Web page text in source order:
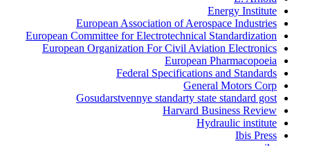
Energy Institute
European Association of Aerospace Industries
European Committee for Electrotechnical Standardization
European Organization For Civil Aviation Electronics
European Pharmacopoeia
Federal Specifications and Standards
General Motors Corp
Gosudarstvennye standarty state standard gost
Harvard Business Review
Hydraulic institute
Ibis Press